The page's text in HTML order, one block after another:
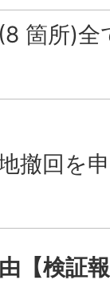
箇所)
撤回を
【検証